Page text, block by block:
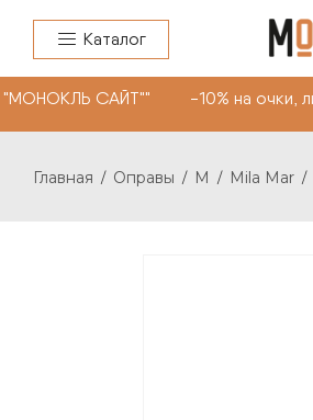
Каталог
САЙТ"" -10% на
Главная / Оправы / M / Mila Mar /